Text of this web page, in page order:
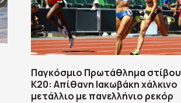
Παγκόσμιο Πρωτάθλημα στίβου
Κ20: Απίθανη Ιακωβάκη χάλκινο
μετάλλιο με πανελλήνιο ρεκόρ